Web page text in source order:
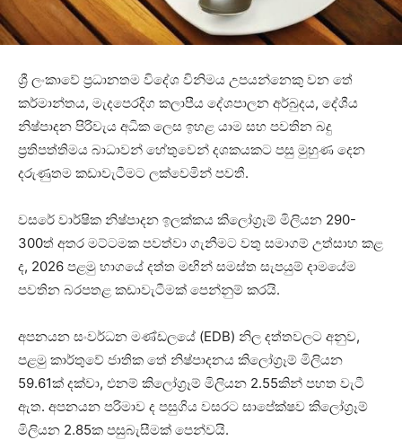
ශ්‍රී ලංකාවේ ප්‍රධානතම විදේශ විනිමය උපයන්නෙකු වන තේ
කර්මාන්තය, මැදපෙරදිග කලාපීය දේශපාලන අර්බුදය, දේශීය
නිෂ්පාදන පිරිවැය අධික ලෙස ඉහළ යාම සහ පවතින බදු
ප්‍රතිපත්තිමය බාධාවන් හේතුවෙන් දශකයකට පසු මුහුණ දෙන
දරුණුතම කඩාවැටීමට ලක්වෙමින් පවතී.
වසරේ වාර්ෂික නිෂ්පාදන ඉලක්කය කිලෝග්‍රෑම් මිලියන 290-
300ත් අතර මට්ටමක පවත්වා ගැනීමට වතු සමාගම් උත්සාහ කළ
ද, 2026 පළමු භාගයේ දත්ත මඟින් සමස්ත සැපයුම් දාමයේම
පවතින බරපතළ කඩාවැටීමක් පෙන්නුම් කරයි.
අපනයන සංවර්ධන මණ්ඩලයේ (EDB) නිල දත්තවලට අනුව,
පළමු කාර්තුවේ ජාතික තේ නිෂ්පාදනය කිලෝග්‍රෑම් මිලියන
59.61ක් දක්වා, එනම් කිලෝග්‍රෑම් මිලියන 2.55කින් පහත වැටී
ඇත. අපනයන පරිමාව ද පසුගිය වසරට සාපේක්ෂව කිලෝග්‍රෑම්
මිලියන 2.85ක පසුබැසීමක් පෙන්වයි.